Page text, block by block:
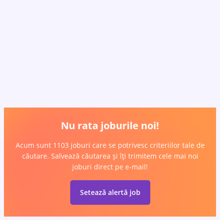
Nu rata joburile noi!
Acum sunt 1103 joburi care se potrivesc criteriilor tale de
căutare. Salvează căutarea și îți trimitem cele mai noi
joburi direct pe e-mail!
Setează alertă job